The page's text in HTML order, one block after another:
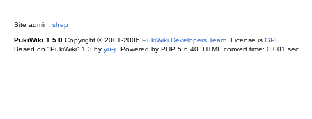
Site admin: shep
PukiWiki 1.5.0Copyright © 2001-2006 PukiWiki Developers Team. License is GPL
Based on "PukiWiki" 1.3 by yu-ji. Powered by PHP 5.6.40. HTML convert time: 0.001 sec.